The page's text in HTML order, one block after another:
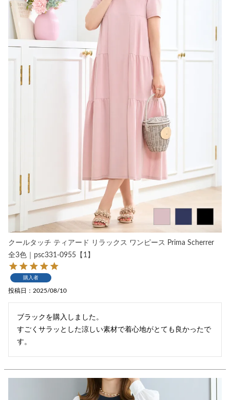
クールタッチ ティアード リラックス ワンピース Prima Scherrer
全3色｜psc331-0955【1】
購入者
投稿日 2025/08/10
ブラックを購入しました。
すごくサラッとした涼しい素材で着心地がとても良かったで
す。